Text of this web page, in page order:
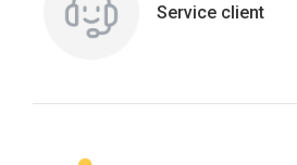
Service client